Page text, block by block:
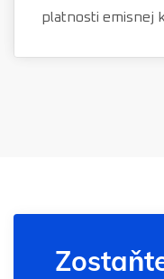
platnosti emisnej